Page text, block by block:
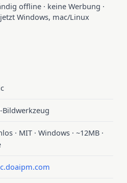
offline · keine Werbung ·
Windows, mac/Linux
Bildwerkzeug
· MIT · Windows · ~12MB ·